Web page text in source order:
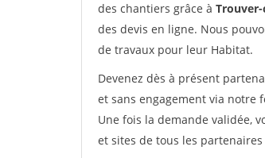
des chantiers grâce à
des devis en ligne. Nous
de travaux pour leur Habitat.
Devenez dès à présent
et sans engagement via notre
Une fois la demande validée,
et sites de tous les